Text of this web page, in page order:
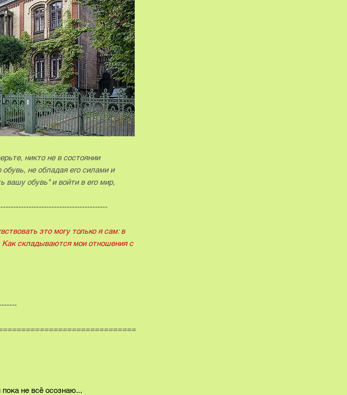
никто не в состоянии
обувь, не обладая его силами и
вашу обувь" и войти в его мир,
это могу только я сам: в
Как складываются мои отношения с
не всё осознаю...